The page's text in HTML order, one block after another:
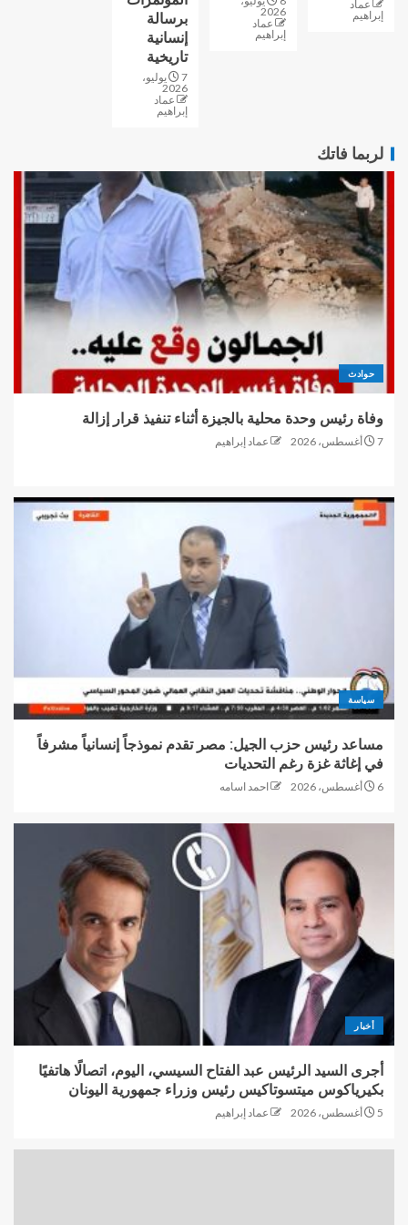
عماد
إبراهيم
2026
عماد
إبراهيم
برسالة
إنسانية
تاريخية
7 يوليو،
2026
عماد
إبراهيم
لربما فاتك
حوادث
وفاة رئيس وحدة محلية بالجيزة أثناء تنفيذ قرار إزالة
7 أغسطس، 2026 عماد إبراهيم
سياسة
مساعد رئيس حزب الجيل: مصر تقدم نموذجاً إنسانياً مشرفاً
في إغاثة غزة رغم التحديات
6 أغسطس، 2026 احمد اسامه
أخبار
أجرى السيد الرئيس عبد الفتاح السيسي، اليوم، اتصالًا هاتفيًا
بكيرياكوس ميتسوتاكيس رئيس وزراء جمهورية اليونان
5 أغسطس، 2026 عماد إبراهيم